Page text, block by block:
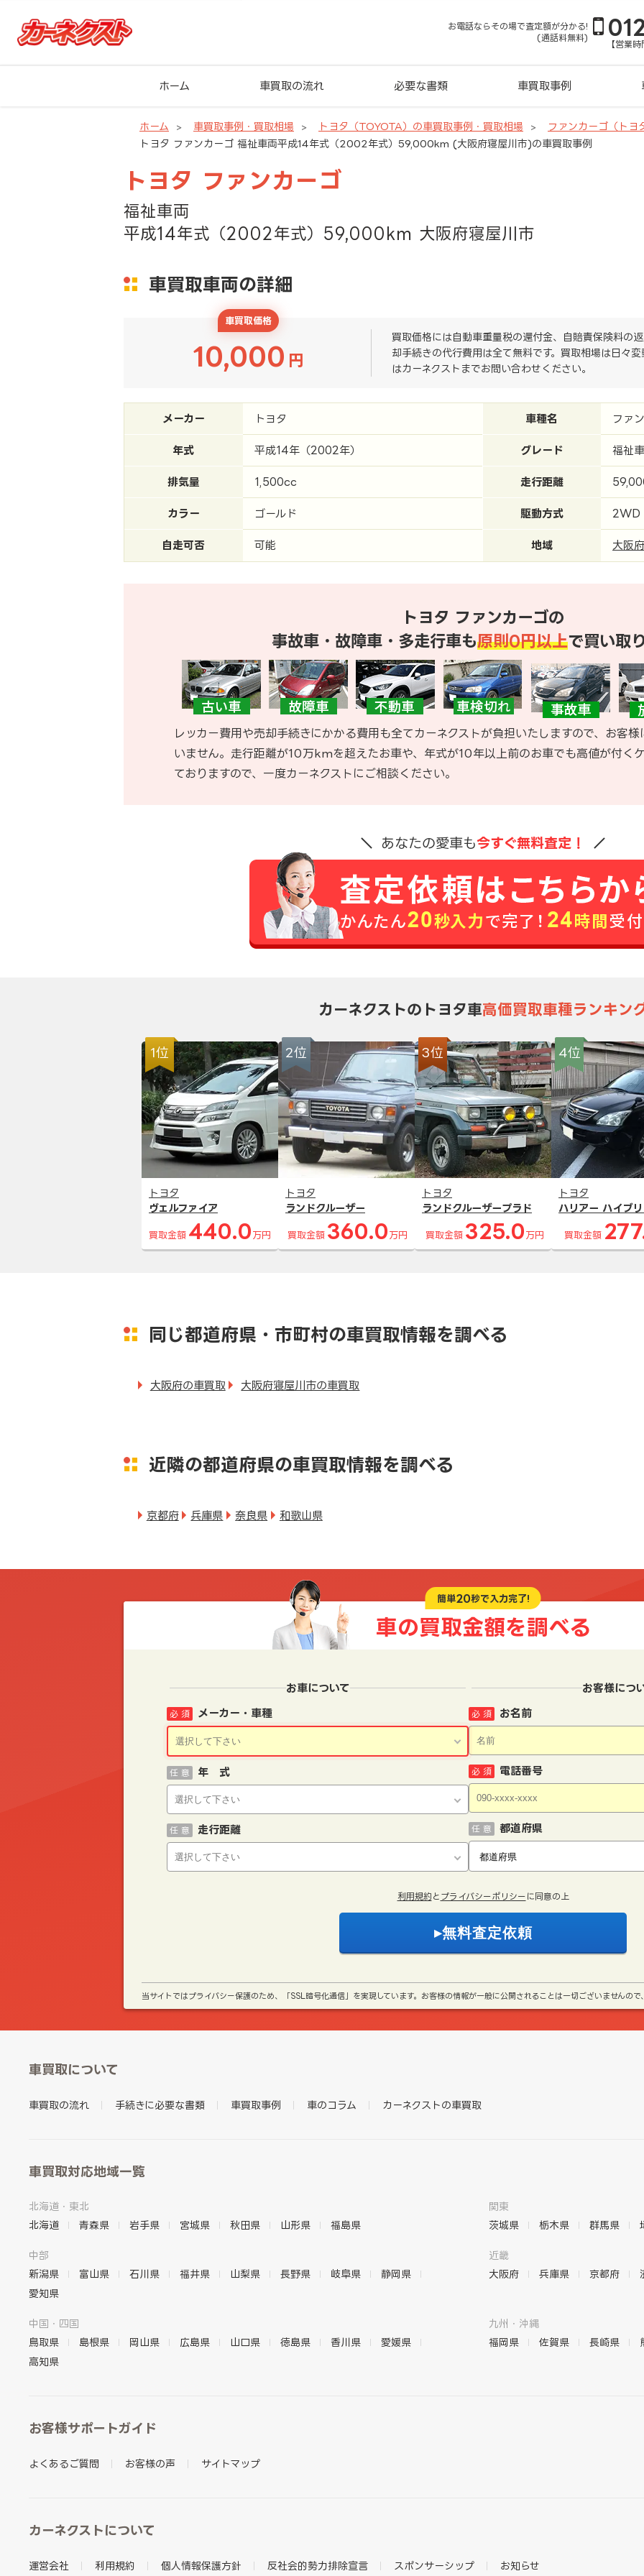
お電話ならその場で査定額が分かる!
(通話料無料)
【営業
ホーム 車買取の流れ 必要な書類 車買取事例
ホーム 車買取事例・買取相場 トヨタ（TOYOTA）の車買取事例・買取相場
ファンカーゴ（トヨ
トヨタ ファンカーゴ 福祉車両平成14年式（2002年式）59,000km (大阪府寝屋川市)の車買取事例
トヨタ ファンカーゴ
福祉車両
平成14年式（2002年式）59,000km 大阪府寝屋川市
車買取車両の詳細
車買取価格
10,000 円
買取価格には自動車重量税の還付金、自賠責保険料の
却手続きの代行費用は全て無料です。買取相場は日々
はカーネクストまでお問い合わせください。
メーカー トヨタ 車種名 ファ
年式 平成14年（2002年） グレード 福祉
排気量 1,500cc 走行距離
カラー ゴールド 駆動方式 2WD
自走可否 可能 地域 大阪府
トヨタ ファンカーゴの
事故車・故障車・多走行車も原則0円以上で買い取
レッカー費用や売却手続きにかかる費用も全てカーネクストが負担いたしますので、お客
いません。走行距離が10万kmを超えたお車や、年式が10年以上前のお車でも高値が付く
ておりますので、一度カーネクストにご相談ください。
あなたの愛車も今すぐ無料査定！
カーネクストのトヨタ車高価買取車種ランキン
1位
トヨタ
ヴェルファイア
買取金額 440.0 万円
2位
トヨタ
ランドクルーザー
買取金額 360.0 万円
3位
トヨタ
ランドクルーザープラド
買取金額 325.0 万円
4位
トヨタ
ハリアー ハイブ
買取金額
同じ都道府県・市町村の車買取情報を調べる
大阪府の車買取 大阪府寝屋川市の車買取
近隣の都道府県の車買取情報を調べる
京都府 兵庫県 奈良県 和歌山県
簡単20秒で入力完了!
車の買取金額を調べる
お車について
メーカー・車種
必 須
年 式
任 意
走行距離
任 意
お客様につ
お名前
必 須
電話番号
必 須
都道府県
任 意
利用規約 と プライバシーポリシー に同意の上
当サイトではプライバシー保護のため、「SSL暗号化通信」を実現しています。お客様の情報が一般に公開されることは一切ございませんの
車買取について
車買取の流れ 手続きに必要な書類 車買取事例 車のコラム カーネクストの車買取
車買取対応地域一覧
北海道・東北
北海道
青森県 岩手県 宮城県 秋田県 山形県 福島県
関東
茨城県
栃木県 群馬県
中部
新潟県
富山県 石川県 福井県 山梨県 長野県 岐阜県
静岡県
愛知県
近畿
大阪府
兵庫県 京都府
中国・四国
鳥取県
島根県 岡山県 広島県 山口県 徳島県 香川県
愛媛県
高知県
九州・沖縄
福岡県
佐賀県 長崎県
お客様サポートガイド
よくあるご質問 お客様の声 サイトマップ
カーネクストについて
運営会社 利用規約 個人情報保護方針 反社会的勢力排除宣言 スポンサーシップ お知らせ